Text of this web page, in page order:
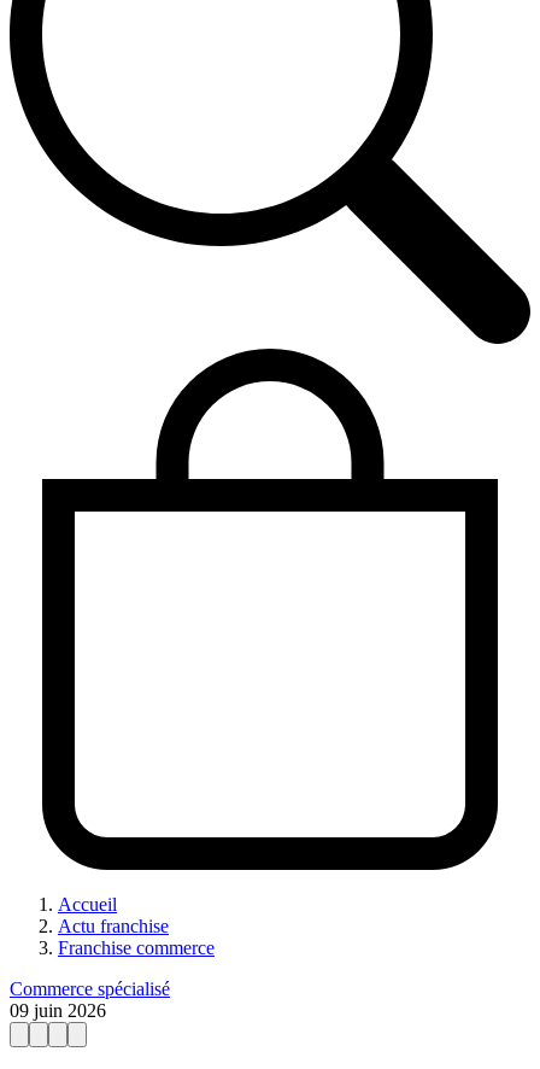
Accueil
Actu franchise
Franchise commerce
Commerce spécialisé
09 juin 2026